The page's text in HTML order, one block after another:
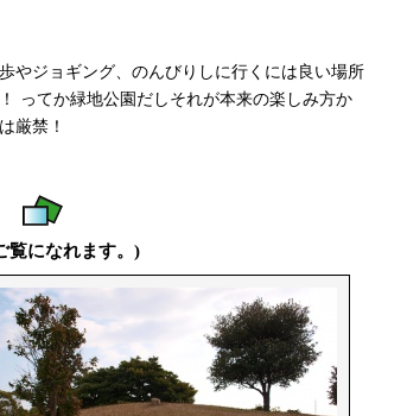
やジョギング、のんびりしに行くには良い場所
ってか緑地公園だしそれが本来の楽しみ方か
厳禁！
覧になれます。)